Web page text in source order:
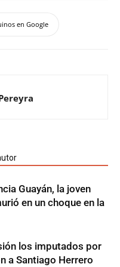
en Google
Guayán, la joven
en un choque en la
los imputados por
a Santiago Herrero